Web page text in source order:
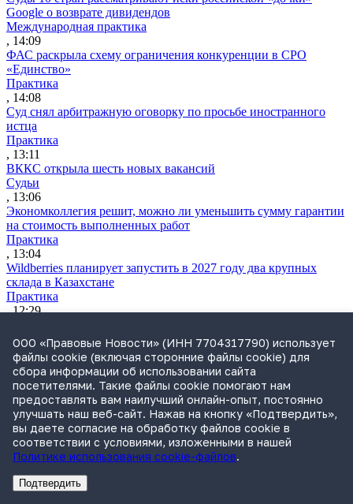
Google о возврате дивидендов
Международная практика
, 14:09
ФАС раскрыла схему ограничения конкуренции в СРО
«Единство»
Практика
, 14:08
Суд снял арбитражную оговорку по просьбе иностранного
истца
Практика
, 13:11
ВККС открыла шесть новых вакансий
Судьи
, 13:06
Экономколлегия решит, можно ли уменьшить сумму гарантии
на стоимость выполненных работ
Практика
, 13:04
Wildberries планирует запустить в 2027 году два крупных
склада в Казахстане
Практика
, 12:29
расходов
Практика
, 11:12
Утренний обзор за 4 августа: усиление контроля за сделкам
бизнеса и ограничение доступа к банкам через иностранные
браузеры
Обзор СМИ
, 10:12
«Промомеду» отказали в принудительной лицензии на
препарат для терапии ВИЧ
Практика
, 19:21РекламаАдвокатское бюро Санкт-Петербурга «Вертикаль» ИНН 7841290773
ООО «Правовые Новости» (ИНН 7704317790) использует
файлы cookie (включая сторонние файлы cookie) для
сбора информации об использовании сайта
посетителями. Такие файлы cookie помогают нам
предоставлять вам наилучший онлайн-опыт, постоянно
улучшать наш веб-сайт. Нажав на кнопку «Подтвердить»,
вы даете согласие на обработку файлов cookie в
соответствии с условиями, изложенными в нашей
Политике использования cookie-файлов.
Подтвердить